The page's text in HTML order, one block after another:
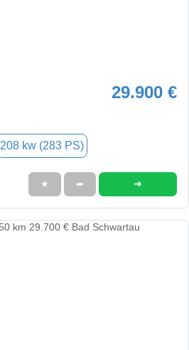
29.900 €
208 kw (283 PS)
★ ➦ ➜